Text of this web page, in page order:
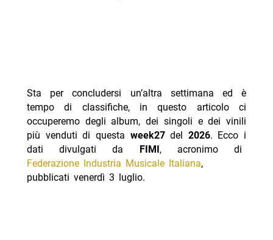
Sta per concludersi un’altra settimana ed è
tempo di classifiche, in questo articolo ci
occuperemo degli album, dei singoli e dei vinili
più venduti di questa week27del 2026. Ecco i
dati divulgati da
FIMI , acronimo di
Federazione Industria Musicale Italiana,
pubblicati venerdì 3 luglio.